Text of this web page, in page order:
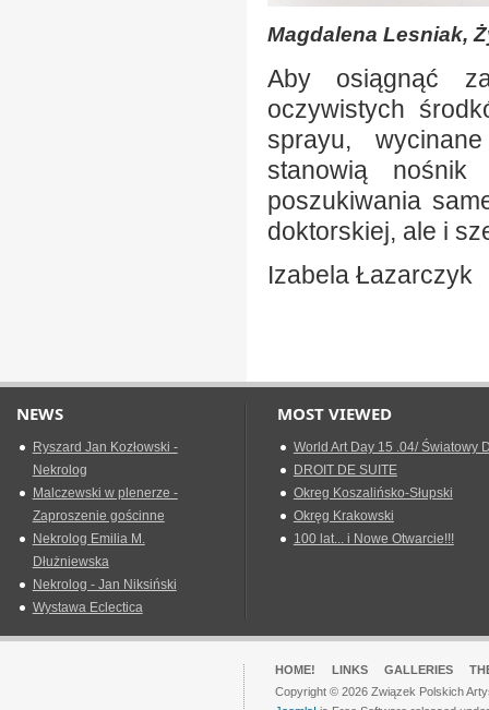
Magdalena Lesniak,
Aby osiągnąć
oczywistych
sprayu,
stanowią nośnik
poszukiwania
doktorskiej, ale i
Izabela Łazarczyk
NEWS
Ryszard Jan Kozłowski -
Nekrolog
Malczewski w plenerze -
Zaproszenie gościnne
Nekrolog Emilia M.
Dłużniewska
Nekrolog - Jan Niksiński
Wystawa Eclectica
MOST VIEWED
World Art Day 15 .04/ Światowy
DROIT DE SUITE
Okreg Koszalińsko-Słupski
Okręg Krakowski
100 lat... i Nowe Otwarcie!!!
HOME! LINKS GALLERIES
Copyright © 2026 Związek Polskich